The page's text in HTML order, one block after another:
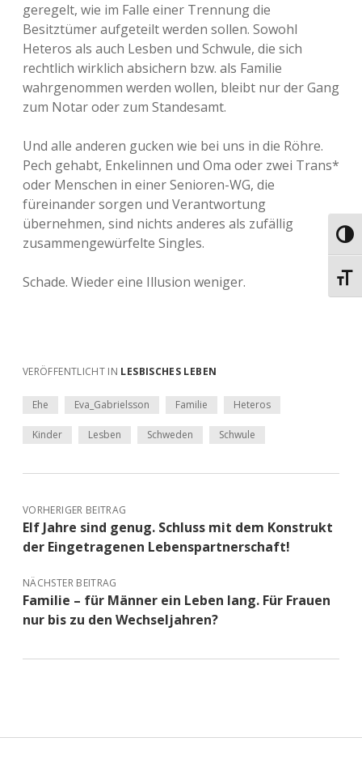
geregelt, wie im Falle einer Trennung die
Besitztümer aufgeteilt werden sollen. Sowohl
Heteros als auch Lesben und Schwule, die sich
rechtlich wirklich absichern bzw. als Familie
wahrgenommen werden wollen, bleibt nur der Gang
zum Notar oder zum Standesamt.
Und alle anderen gucken wie bei uns in die Röhre.
Pech gehabt, Enkelinnen und Oma oder zwei Trans*
oder Menschen in einer Senioren-WG, die
füreinander sorgen und Verantwortung
übernehmen, sind nichts anderes als zufällig
zusammengewürfelte Singles.
Schade. Wieder eine Illusion weniger.
VERÖFFENTLICHT IN LESBISCHES LEBEN
Ehe Eva_Gabrielsson Familie Heteros
Kinder Lesben Schweden Schwule
VORHERIGER BEITRAG
Elf Jahre sind genug. Schluss mit dem Konstrukt
der Eingetragenen Lebenspartnerschaft!
NÄCHSTER BEITRAG
Familie – für Männer ein Leben lang. Für Frauen
nur bis zu den Wechseljahren?